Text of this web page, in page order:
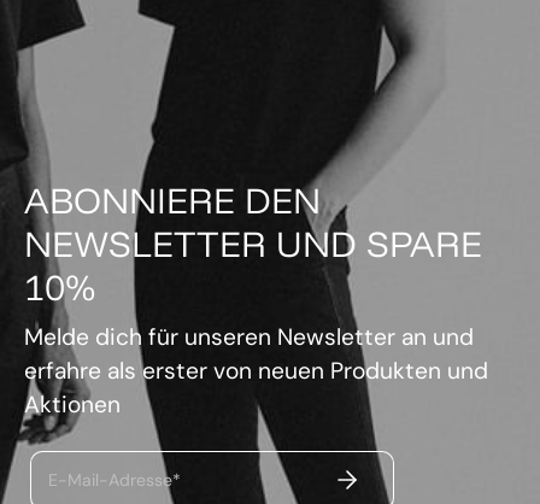
ABONNIERE DEN
NEWSLETTER UND SPARE
10%
Melde dich für unseren Newsletter an und
erfahre als erster von neuen Produkten und
Aktionen
E-Mail-Adresse* ABSENDEN